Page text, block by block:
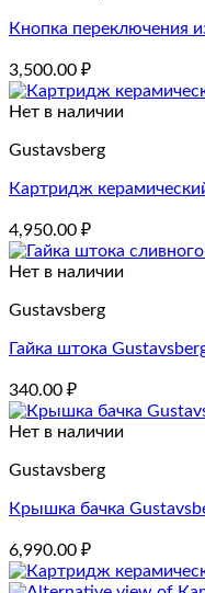
Кнопка переключения
3,500.00 ₽
Нет в наличии
Gustavsberg
Картридж
4,950.00 ₽
Нет в наличии
Gustavsberg
Гайка штока
340.00 ₽
Нет в наличии
Gustavsberg
Крышка бачка
6,990.00 ₽